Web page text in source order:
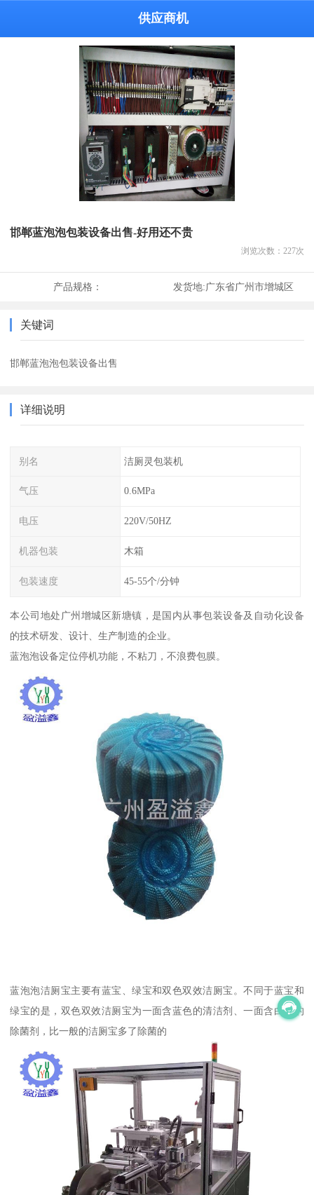
供应商机
邯郸蓝泡泡包装设备出售-好用还不贵
浏览次数： 227次
产品规格： 发货地:广东省广州市增城区
关键词
邯郸蓝泡泡包装设备出售
详细说明
别名 洁厕灵包装机
气压 0.6MPa
电压 220V/50HZ
机器包装 木箱
包装速度 45-55个/分钟
本公司地处广州增城区新塘镇，是国内从事包装设备及自动化设备
的技术研发、设计、生产制造的企业。
蓝泡泡设备定位停机功能，不粘刀，不浪费包膜。
蓝泡泡洁厕宝主要有蓝宝、绿宝和双色双效洁厕宝。不同于蓝宝和
绿宝的是，双色双效洁厕宝为一面含蓝色的清洁剂、一面含白色的
除菌剂，比一般的洁厕宝多了除菌的